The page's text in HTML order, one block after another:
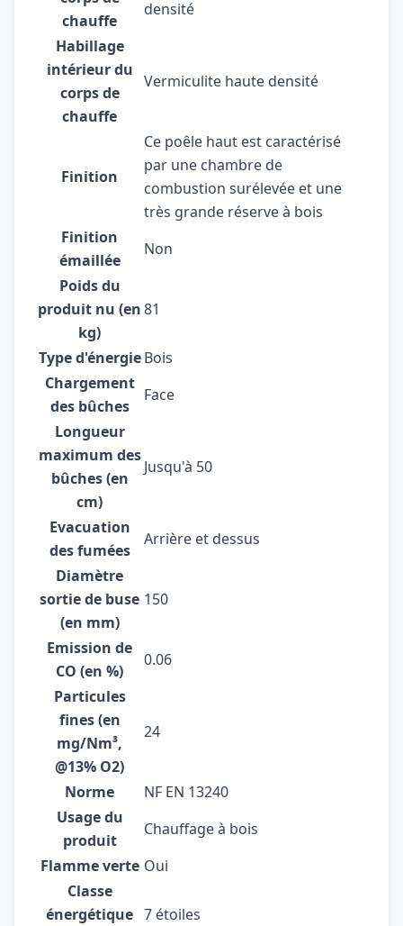
chauffe
densité
Habillage
intérieur du
corps de
chauffe
Vermiculite haute densité
Finition
Ce poêle haut est caractérisé
par une chambre de
combustion surélevée et une
très grande réserve à bois
Finition
émaillée
Non
Poids du
produit nu (en
kg)
81
Type d'énergie Bois
Chargement
des bûches
Face
Longueur
maximum des
bûches (en
cm)
Jusqu'à 50
Evacuation
des fumées
Arrière et dessus
Diamètre
sortie de buse
(en mm)
150
Emission de
CO (en %)
0.06
Particules
fines (en
mg/Nm³,
@13% O2)
24
Norme
NF EN 13240
Usage du
produit
Chauffage à bois
Flamme verte Oui
Classe
énergétique 7 étoiles